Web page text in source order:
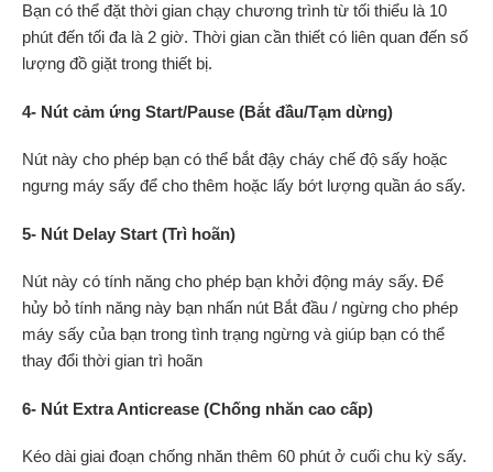
Bạn có thể đặt thời gian chạy chương trình từ tối thiểu là 10
phút đến tối đa là 2 giờ. Thời gian cần thiết có liên quan đến số
lượng đồ giặt trong thiết bị.
4- Nút cảm ứng Start/Pause (Bắt đầu/Tạm dừng)
Nút này cho phép bạn có thể bắt đậy cháy chế độ sấy hoặc
ngưng máy sấy để cho thêm hoặc lấy bớt lượng quần áo sấy.
5- Nút Delay Start (Trì hoãn)
Nút này có tính năng cho phép bạn khởi động máy sấy. Để
hủy bỏ tính năng này bạn nhấn nút Bắt đầu / ngừng cho phép
máy sấy của bạn trong tình trạng ngừng và giúp bạn có thể
thay đổi thời gian trì hoãn
6- Nút Extra Anticrease (Chống nhăn cao cấp)
Kéo dài giai đoạn chống nhăn thêm 60 phút ở cuối chu kỳ sấy.